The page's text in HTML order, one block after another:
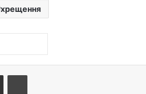
хрещення
Поділитися електронною поштою